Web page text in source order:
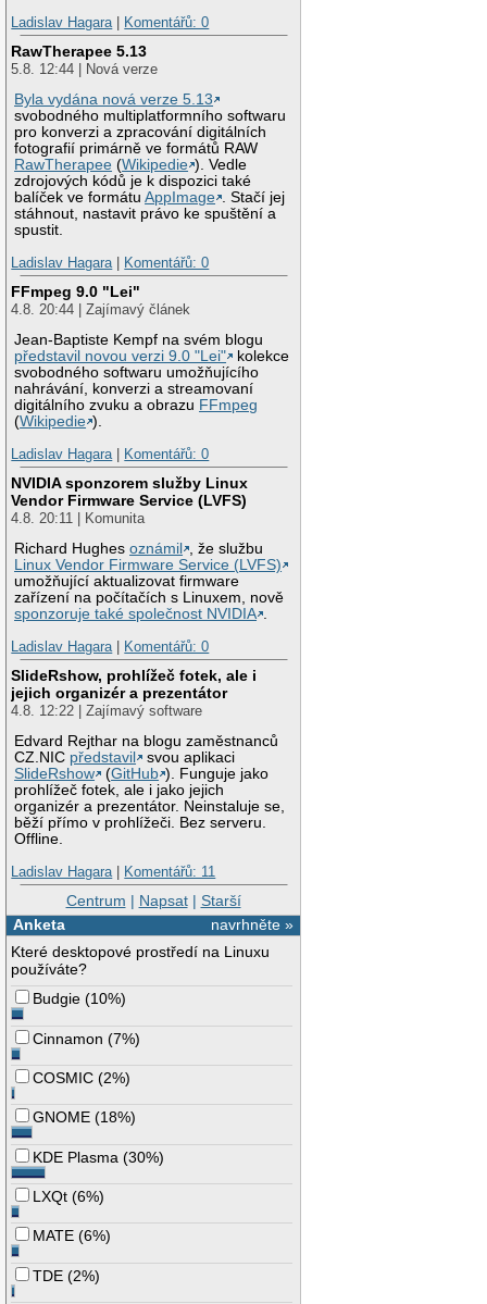
Ladislav Hagara| Komentářů: 0
RawTherapee 5.13
5.8. 12:44 | Nová verze
Byla vydána nová verze 5.13
svobodného multiplatformního softwaru
pro konverzi a zpracování digitálních
fotografií primárně ve formátů RAW
RawTherapee (Wikipedie ). Vedle
zdrojových kódů je k dispozici také
balíček ve formátuAppImage . Stačí jej
stáhnout, nastavit právo ke spuštění a
spustit.
Ladislav Hagara| Komentářů: 0
FFmpeg 9.0 "Lei"
4.8. 20:44 | Zajímavý článek
Jean-Baptiste Kempf na svém blogu
představil novou verzi 9.0 "Lei"
kolekce
svobodného softwaru umožňujícího
nahrávání, konverzi a streamovaní
digitálního zvuku a obrazu FFmpeg
(Wikipedie ).
Ladislav Hagara| Komentářů: 0
NVIDIA sponzorem služby Linux
Vendor Firmware Service (LVFS)
4.8. 20:11 | Komunita
Richard Hughesoznámil
, že službu
Linux Vendor Firmware Service (LVFS)
umožňující aktualizovat firmware
zařízení na počítačích s Linuxem, nově
sponzoruje také společnost NVIDIA .
Ladislav Hagara| Komentářů: 0
SlideRshow, prohlížeč fotek, ale i
jejich organizér a prezentátor
4.8. 12:22 | Zajímavý software
Edvard Rejthar na blogu zaměstnanců
CZ.NIC představil
svou aplikaci
SlideRshow
(GitHub ). Funguje jako
prohlížeč fotek, ale i jako jejich
organizér a prezentátor. Neinstaluje se,
běží přímo v prohlížeči. Bez serveru.
Offline.
Ladislav Hagara| Komentářů: 11
Centrum | Napsat| Starší
navrhněte »
Anketa
Které desktopové prostředí na Linuxu
používáte?
Budgie (10%)
Cinnamon (7%)
COSMIC (2%)
GNOME (18%)
KDE Plasma (30%)
LXQt (6%)
MATE (6%)
TDE (2%)